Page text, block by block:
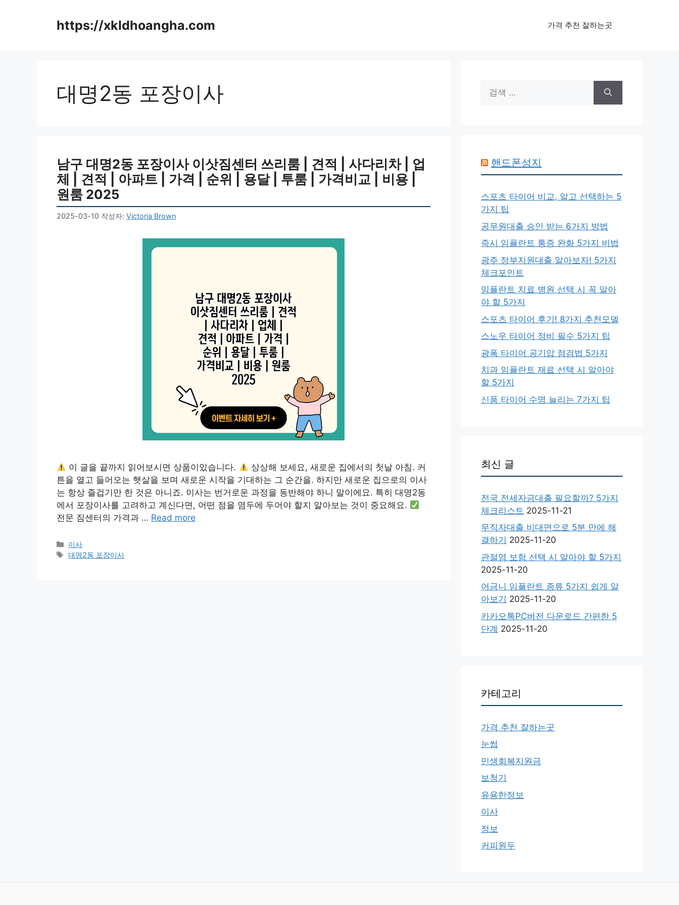
https://xkldhoangha.com 가격 추천 잘하는곳
대명2동 포장이사
남구 대명2동 포장이사 이삿짐센터 쓰리룸 | 견적 | 사다리차 | 업
체 | 견적 | 아파트 | 가격 | 순위 | 용달 | 투룸 | 가격비교 | 비용 |
원룸 2025
2025-03-10 작성자: Victoria Brown
이 글을 끝까지 읽어보시면 상품이있습니다.
상상해 보세요, 새로운 집에서의 첫날 아침. 커
튼을 열고 들어오는 햇살을 보며 새로운 시작을 기대하는 그 순간을. 하지만 새로운 집으로의 이사
는 항상 즐겁기만 한 것은 아니죠. 이사는 번거로운 과정을 동반해야 하니 말이에요. 특히 대명2동
에서 포장이사를 고려하고 계신다면, 어떤 점을 염두에 두어야 할지 알아보는 것이 중요해요.
전문 짐센터의 가격과 … Read more
카
테
이사
태
대명2동 포장이사
색:
핸드폰성지
스포츠 타이어 비교, 알고 선택하는 5
가지 팁
공무원대출 승인 받는 6가지 방법
즉시 임플란트 통증 완화 5가지 비법
광주 정부지원대출 알아보자! 5가지
체크포인트
임플란트 치료 병원 선택 시 꼭 알아
야 할 5가지
스포츠 타이어 후기! 8가지 추천모델
스노우 타이어 정비 필수 5가지 팁
광폭 타이어 공기압 점검법 5가지
치과 임플란트 재료 선택 시 알아야
할 5가지
신품 타이어 수명 늘리는 7가지 팁
최신 글
전국 전세자금대출 필요할까? 5가지
체크리스트 2025-11-21
무직자대출 비대면으로 5분 만에 해
결하기 2025-11-20
관절염 보험 선택 시 알아야 할 5가지
2025-11-20
어금니 임플란트 종류 5가지 쉽게 알
아보기 2025-11-20
카카오톡PC버전 다운로드 간편한 5
단계 2025-11-20
카테고리
가격 추천 잘하는곳
눈썹
민생회복지원금
보청기
유용한정보
이사
정보
커피원두